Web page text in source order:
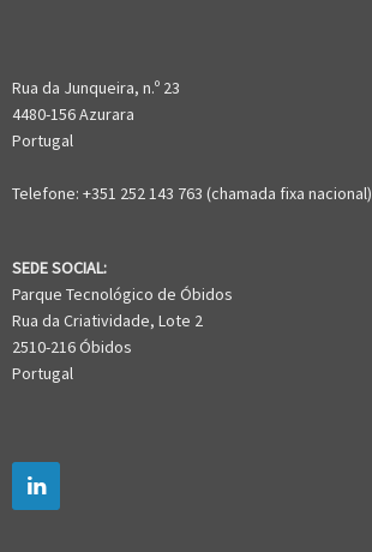
Rua da Junqueira, n.º 23
4480-156 Azurara
Portugal
Telefone: +351 252 143 763 (chamada fixa nacional)
SEDE SOCIAL:
Parque Tecnológico de Óbidos
Rua da Criatividade, Lote 2
2510-216 Óbidos
Portugal